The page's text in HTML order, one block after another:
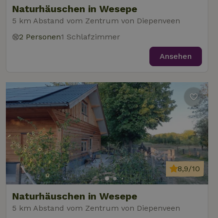
Naturhäuschen in Wesepe
5 km Abstand vom Zentrum von Diepenveen
2 Personen1 Schlafzimmer
Ansehen
Naturhäuschen in Wesepe
5 km Abstand vom Zentrum von Diepenveen
8,9/10
des Website-
_nhft_user-create-account www.naturhaeuschen.de
_nhftconstraint_privacy-
policy
www.naturhaeuschen.de
_nhft_translations www.naturhaeuschen.de